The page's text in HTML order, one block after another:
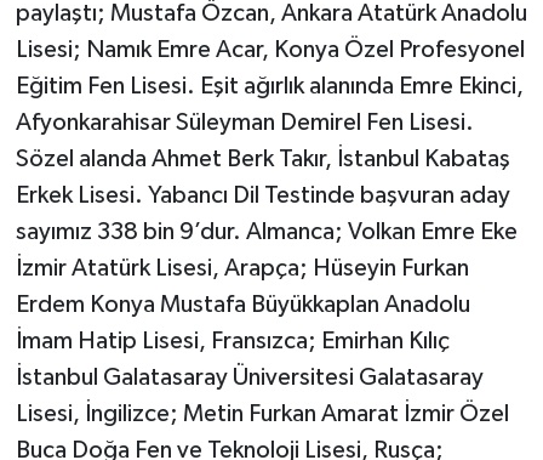
paylaştı; Mustafa Özcan, Ankara Atatürk Anadolu
Lisesi; Namık Emre Acar, Konya Özel Profesyonel
Eğitim Fen Lisesi. Eşit ağırlık alanında Emre Ekinci,
Afyonkarahisar Süleyman Demirel Fen Lisesi.
Sözel alanda Ahmet Berk Takır, İstanbul Kabataş
Erkek Lisesi. Yabancı Dil Testinde başvuran aday
sayımız 338 bin 9’dur. Almanca; Volkan Emre Eke
İzmir Atatürk Lisesi, Arapça; Hüseyin Furkan
Erdem Konya Mustafa Büyükkaplan Anadolu
İmam Hatip Lisesi, Fransızca; Emirhan Kılıç
İstanbul Galatasaray Üniversitesi Galatasaray
Lisesi, İngilizce; Metin Furkan Amarat İzmir Özel
Buca Doğa Fen ve Teknoloji Lisesi, Rusça;